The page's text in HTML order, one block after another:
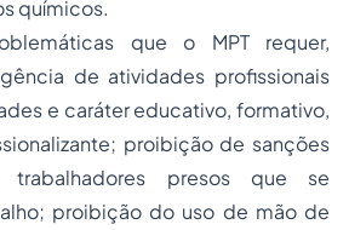
químicos.
que o MPT requer,
de atividades profissionais
e caráter educativo, formativo,
proibição de sanções
trabalhadores presos que se
proibição do uso de mão de